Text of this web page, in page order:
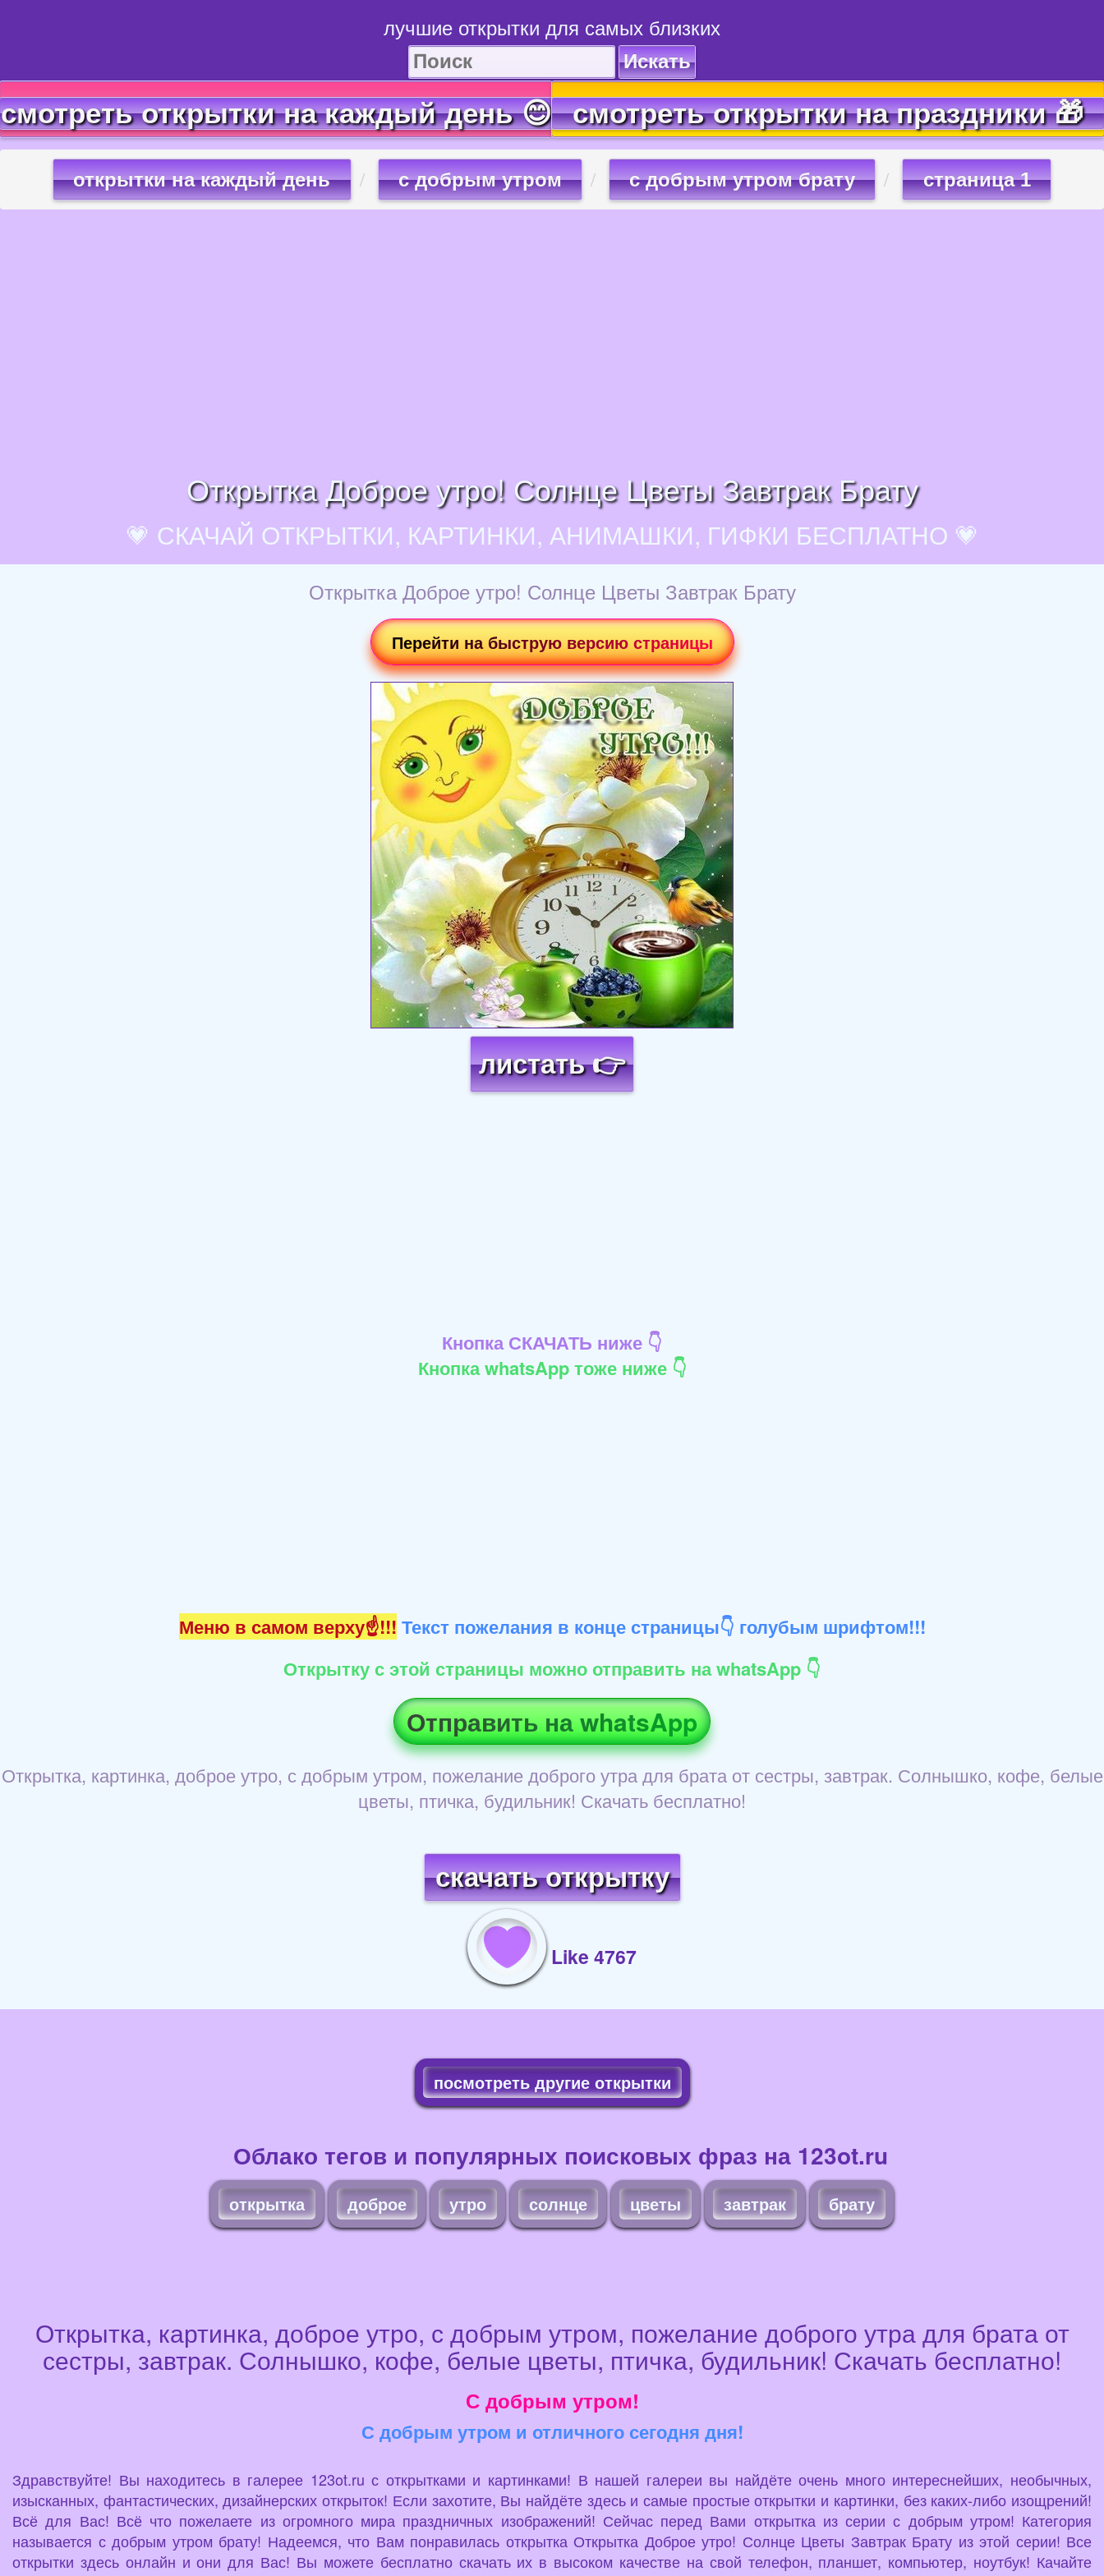
лучшие открытки для самых близких
Искать
смотреть открытки на каждый день 😊 смотреть открытки на праздники 🎁
открытки на каждый день с добрым утром с добрым утром брату страница 1
Открытка Доброе утро! Солнце Цветы Завтрак Брату
💗 СКАЧАЙ ОТКРЫТКИ, КАРТИНКИ, АНИМАШКИ, ГИФКИ БЕСПЛАТНО 💗
Открытка Доброе утро! Солнце Цветы Завтрак Брату
Перейти на быструю версию страницы
Загрузка картинки...
листать 👉
Кнопка СКАЧАТЬ ниже 👇
Кнопка whatsApp тоже ниже 👇
Меню в самом верху☝!!! Текст пожелания в конце страницы👇 голубым шрифтом!!!
Открытку с этой страницы можно отправить на whatsApp 👇
Отправить на whatsApp
Открытка, картинка, доброе утро, с добрым утром, пожелание доброго утра для брата от сестры, завтрак. Солнышко, кофе, белые
цветы, птичка, будильник! Скачать бесплатно!
скачать открытку
Like 4767
посмотреть другие открытки
Облако тегов и популярных поисковых фраз на 123ot.ru
открытка доброе утро солнце цветы завтрак брату
Открытка, картинка, доброе утро, с добрым утром, пожелание доброго утра для брата от
сестры, завтрак. Солнышко, кофе, белые цветы, птичка, будильник! Скачать бесплатно!
С добрым утром!
С добрым утром и отличного сегодня дня!
Здравствуйте! Вы находитесь в галерее 123ot.ru с открытками и картинками! В нашей галереи вы найдёте очень много интереснейших, необычных,
изысканных, фантастических, дизайнерских открыток! Если захотите, Вы найдёте здесь и самые простые открытки и картинки, без каких-либо изощрений!
Всё для Вас! Всё что пожелаете из огромного мира праздничных изображений! Сейчас перед Вами открытка из серии с добрым утром! Категория
называется с добрым утром брату! Надеемся, что Вам понравилась открытка Открытка Доброе утро! Солнце Цветы Завтрак Брату из этой серии! Все
открытки здесь онлайн и они для Вас! Вы можете бесплатно скачать их в высоком качестве на свой телефон, планшет, компьютер, ноутбук! Качайте